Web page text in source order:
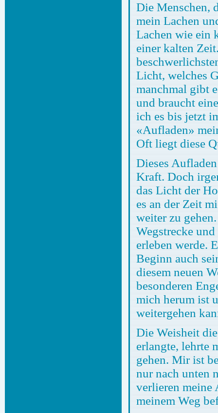
Die Menschen,
mein Lachen
Lachen wie ein
einer kalten
Licht, welches
manchmal gibt
und braucht
ich es bis jetzt
«Aufladen»
Oft liegt diese
Dieses
Kraft. Doch
das Licht der
es an der Zeit
weiter zu
Wegstrecke
erleben werde.
Beginn auch
diesem neuen
besonderen
mich herum ist
weitergehen
Die Weisheit
erlangte, lehrte
gehen. Mir ist
nur nach unten
verlieren meine
meinem Weg